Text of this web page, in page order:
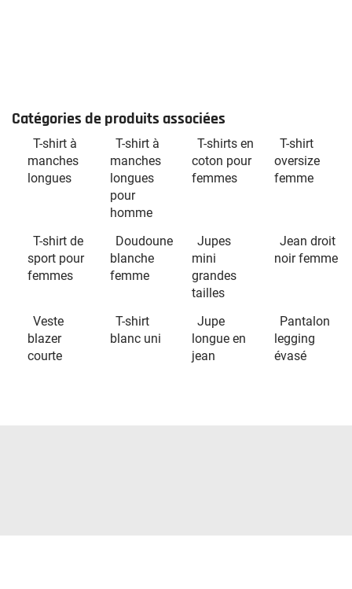
Catégories de produits associées
T-shirt à
manches
longues
T-shirt à
manches
longues
pour
homme
T-shirts en
coton pour
femmes
T-shirt
oversize
femme
T-shirt de
sport pour
femmes
Doudoune
blanche
femme
Jupes
mini
grandes
tailles
Jean droit
noir femme
Veste
blazer
courte
T-shirt
blanc uni
Jupe
longue en
jean
Pantalon
legging
évasé